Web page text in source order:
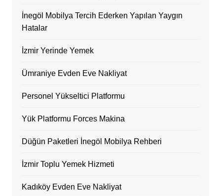
İnegöl Mobilya Tercih Ederken Yapılan Yaygın
Hatalar
İzmir Yerinde Yemek
Ümraniye Evden Eve Nakliyat
Personel Yükseltici Platformu
Yük Platformu Forces Makina
Düğün Paketleri İnegöl Mobilya Rehberi
İzmir Toplu Yemek Hizmeti
Kadıköy Evden Eve Nakliyat